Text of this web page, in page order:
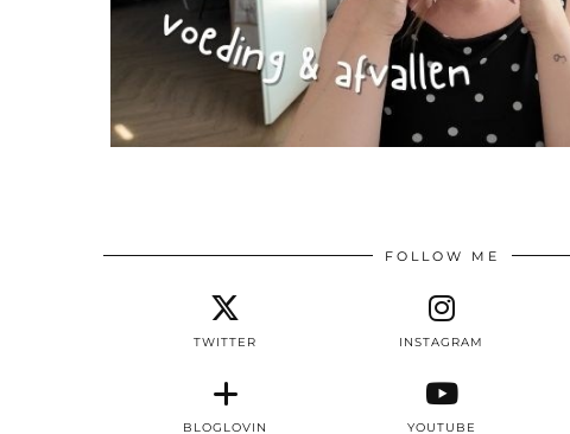
FOLLOW ME
TWITTER INSTAGRAM
BLOGLOVIN YOUTUBE